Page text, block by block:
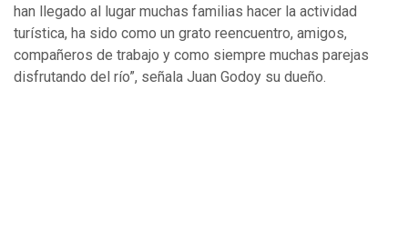
han llegado al lugar muchas familias hacer la actividad
turística, ha sido como un grato reencuentro, amigos,
compañeros de trabajo y como siempre muchas parejas
disfrutando del río”, señala Juan Godoy su dueño.